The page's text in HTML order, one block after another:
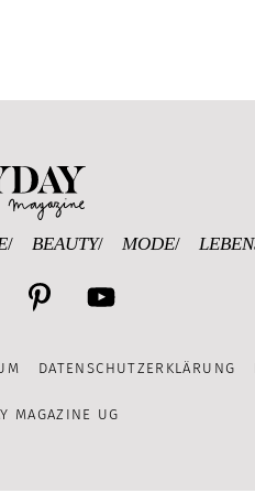
BEAUTY MODE
Channel
DATENSCHUTZERKLÄRUNG
MAGAZINE UG